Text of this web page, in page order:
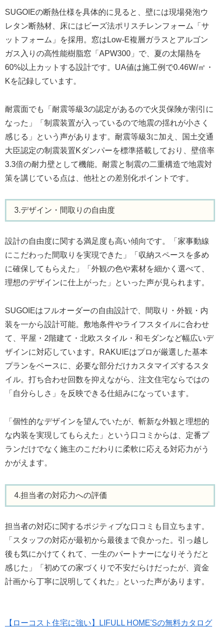
SUGOIEの断熱仕様を具体的に見ると、壁には現場発泡ウ
レタン断熱材、床にはビーズ法ポリスチレンフォーム「サ
ットフォーム」を採用。窓はLow-E複層ガラスとアルゴン
ガス入りの高性能樹脂窓「APW300」で、夏の太陽熱を
60%以上カットする設計です。UA値は施工例で0.46W/㎡・
Kを記録しています。
耐震面でも「耐震等級3の認定があるので火災保険が割引に
なった」「制震装置が入っているので地震の揺れが小さく
感じる」という声があります。耐震等級3に加え、国土交通
大臣認定の制震装置Kダンパーを標準搭載しており、壁倍率
3.3倍の耐力壁として機能。耐震と制震の二重構造で地震対
策を講じている点は、他社との差別化ポイントです。
3.デザイン・間取りの自由度
設計の自由度に関する満足度も高い傾向です。「家事動線
にこだわった間取りを実現できた」「収納スペースを多め
に確保してもらえた」「外観の色や素材を細かく選べて、
理想のデザインに仕上がった」といった声が見られます。
SUGOIEはフルオーダーの自由設計で、間取り・外観・内
装を一から設計可能。敷地条件やライフスタイルに合わせ
て、平屋・2階建て・北欧スタイル・和モダンなど幅広いデ
ザインに対応しています。RAKUIEはプロが厳選した基本
プランをベースに、必要な部分だけカスタマイズするスタ
イル。打ち合わせ回数を抑えながら、注文住宅ならではの
「自分らしさ」を反映できる仕組みになっています。
「個性的なデザインを望んでいたが、斬新な外観と理想的
な内装を実現してもらえた」という口コミからは、定番プ
ランだけでなく施主のこだわりに柔軟に応える対応力がう
かがえます。
4.担当者の対応力への評価
担当者の対応に関するポジティブな口コミも目立ちます。
「スタッフの対応が最初から最後まで良かった。引っ越し
後も気にかけてくれて、一生のパートナーになりそうだと
感じた」「初めての家づくりで不安だらけだったが、資金
計画から丁寧に説明してくれた」といった声があります。
【ローコスト住宅に強い】LIFULL HOME'Sの無料カタログ